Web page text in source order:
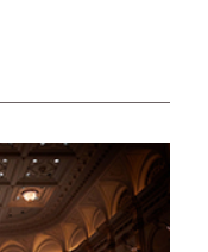
(Pulitzer Prize &